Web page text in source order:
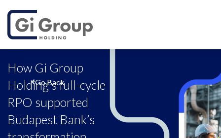
Go Back
How Gi Group
Holding’s full-cycle
RPO supported
Budapest Bank’s